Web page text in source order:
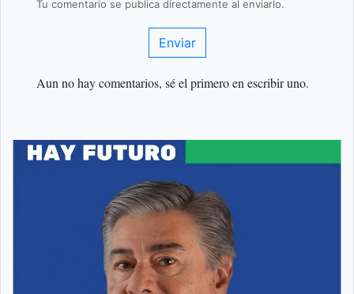
Tu comentario se publica directamente al enviarlo.
Enviar
Aun no hay comentarios, sé el primero en escribir uno.